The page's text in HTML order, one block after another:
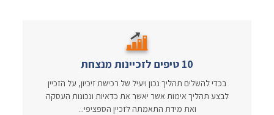
10 טיפים לזכיינות מנצחת
בכדי להשלים תהליך נכון ויעיל של רכישת זיכיון, על הזכיין
לבצע תהליך אימות אשר יאשר את כדאיות ונכונות העסקה
ואת מידת התאמתה לזכיין הספציפי...